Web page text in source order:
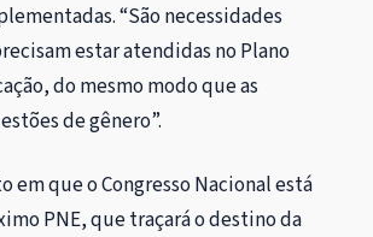
“São necessidades
estar atendidas no Plano
do mesmo modo que as
de gênero”.
em que o Congresso Nacional está
PNE, que traçará o destino da